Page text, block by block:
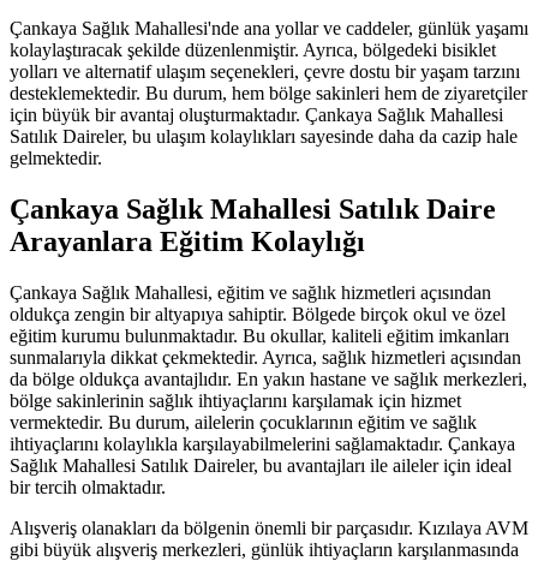
Çankaya Sağlık Mahallesi'nde ana yollar ve caddeler, günlük yaşamı
kolaylaştıracak şekilde düzenlenmiştir. Ayrıca, bölgedeki bisiklet
yolları ve alternatif ulaşım seçenekleri, çevre dostu bir yaşam tarzını
desteklemektedir. Bu durum, hem bölge sakinleri hem de ziyaretçiler
için büyük bir avantaj oluşturmaktadır. Çankaya Sağlık Mahallesi
Satılık Daireler, bu ulaşım kolaylıkları sayesinde daha da cazip hale
gelmektedir.
Çankaya Sağlık Mahallesi Satılık Daire
Arayanlara Eğitim Kolaylığı
Çankaya Sağlık Mahallesi, eğitim ve sağlık hizmetleri açısından
oldukça zengin bir altyapıya sahiptir. Bölgede birçok okul ve özel
eğitim kurumu bulunmaktadır. Bu okullar, kaliteli eğitim imkanları
sunmalarıyla dikkat çekmektedir. Ayrıca, sağlık hizmetleri açısından
da bölge oldukça avantajlıdır. En yakın hastane ve sağlık merkezleri,
bölge sakinlerinin sağlık ihtiyaçlarını karşılamak için hizmet
vermektedir. Bu durum, ailelerin çocuklarının eğitim ve sağlık
ihtiyaçlarını kolaylıkla karşılayabilmelerini sağlamaktadır. Çankaya
Sağlık Mahallesi Satılık Daireler, bu avantajları ile aileler için ideal
bir tercih olmaktadır.
Alışveriş olanakları da bölgenin önemli bir parçasıdır. Kızılaya AVM
gibi büyük alışveriş merkezleri, günlük ihtiyaçların karşılanmasında